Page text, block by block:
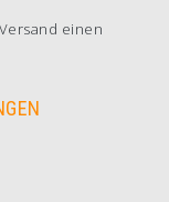
einen